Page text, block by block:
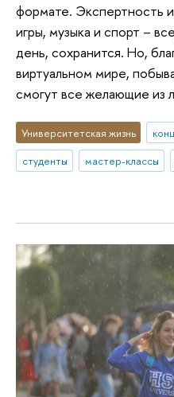
формате. Экспертность
игры, музыка и спорт –
день, сохранится. Но,
виртуальном мире,
смогут все желающие из
Университетская жизнь
студенты
мастер-классы